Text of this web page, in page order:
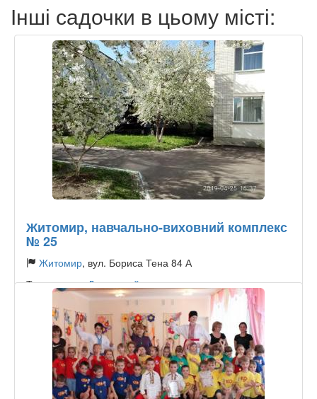
Інші садочки в цьому місті:
Житомир, навчально-виховний комплекс
№ 25
Житомир, вул. Бориса Тена 84 А
Тип садочку:Державний